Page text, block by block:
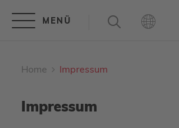
Home Impressum
Impressum